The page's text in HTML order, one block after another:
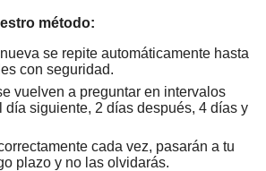
método:
se repite automáticamente hasta
con seguridad.
vuelven a preguntar en intervalos
día siguiente, 2 días después, 4 días y
cada vez, pasarán a tu
plazo y no las olvidarás.